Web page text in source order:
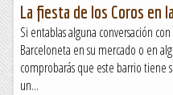
La fiesta de los Coros en
Si entablas alguna conversación
Barceloneta en su mercado o en
comprobarás que este barrio tiene
un...